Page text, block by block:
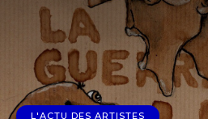
L'ACTU DES ARTISTES